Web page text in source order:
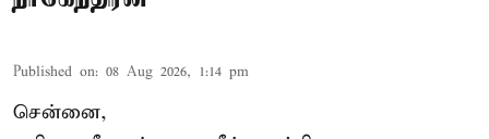
Published on: 08 Aug 2026, 1:14 pm
சென்னை,